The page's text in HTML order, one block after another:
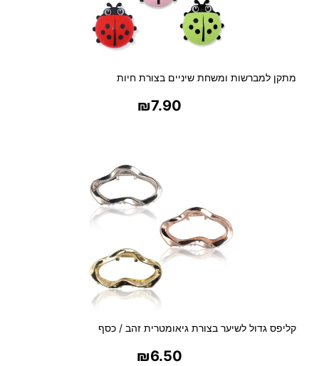
מתקן למברשות ומשחת שיניים בצורת חיות
₪7.90
קליפס גדול לשיער בצורת גיאומטרית זהב / כסף
₪6.50